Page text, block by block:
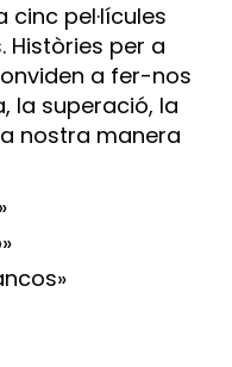
cinc pel·lícules
Històries per a
a fer-nos
la superació, la
nostra manera